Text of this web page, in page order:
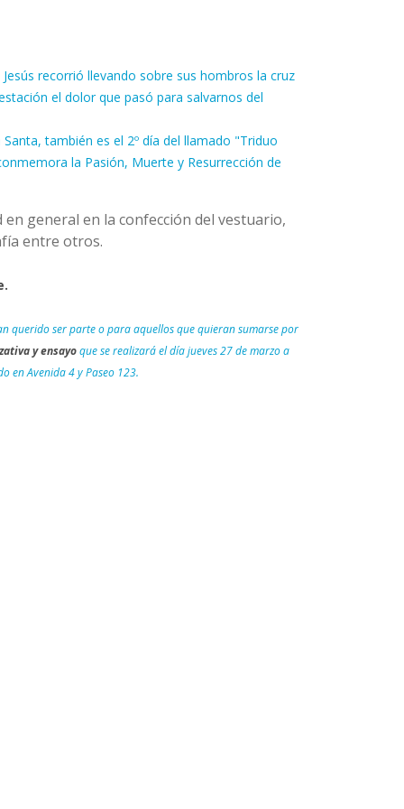
recorrió llevando sobre sus hombros la cruz
el dolor que pasó para salvarnos del
también es el 2º día del llamado "Triduo
la Pasión, Muerte y Resurrección de
general en la confección del vestuario,
entre otros.
querido ser parte o para aquellos que quieran sumarse por
y ensayoque se realizará el día jueves 27 de marzo a
en Avenida 4 y Paseo 123.